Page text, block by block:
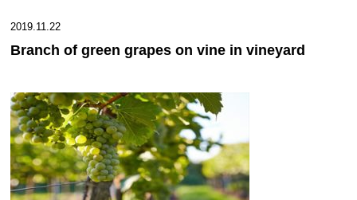
2019.11.22
Branch of green grapes on vine in vineyard